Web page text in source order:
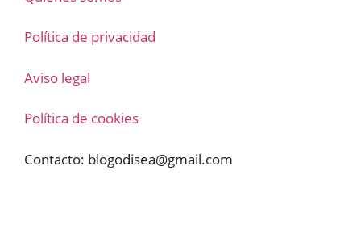
Política de privacidad
Aviso legal
Política de cookies
Contacto: blogodisea@gmail.com